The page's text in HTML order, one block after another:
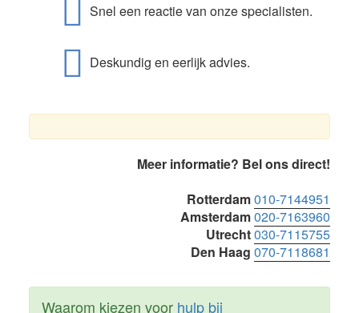
Snel een reactie van onze specialisten.
Deskundig en eerlijk advies.
Meer informatie? Bel ons direct!
Rotterdam010-7144951
Amsterdam020-7163960
Utrecht030-7115755
Den Haag 070-7118681
Waarom kiezen voor hulp bij